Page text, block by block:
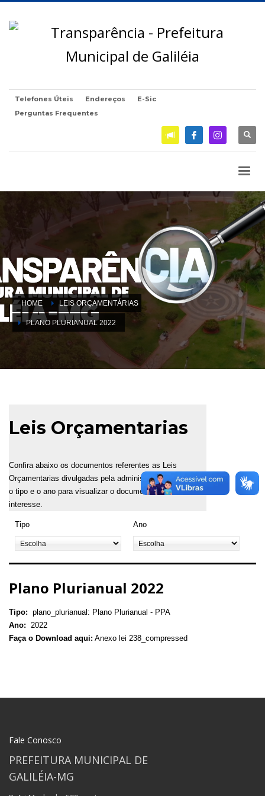
Telefones Úteis Endereços
E-Sic
Perguntas Frequentes
HOME LEIS ORÇAMENTÁRIAS
PLANO PLURIANUAL 2022
Leis Orçamentarias
Confira abaixo os documentos referentes as Leis
Orçamentarias divulgadas pela administração. Selecione
o tipo e o ano para visualizar o documento de seu
interesse.
Tipo Ano
Plano Plurianual 2022
Tipo: plano_plurianual: Plano Plurianual - PPA
Ano:
2022
Faça o Download aqui: Anexo lei 238_compressed
Fale Conosco
PREFEITURA MUNICIPAL DE
GALILÉIA-MG